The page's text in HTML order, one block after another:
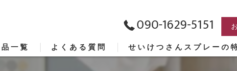
090-1629-5151
一覧 よくある質問 せいけつさんスプレーの